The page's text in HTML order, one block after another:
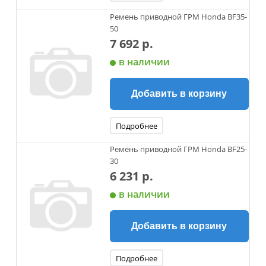
Ремень приводной ГРМ Honda BF35-
50
7 692 р.
в наличии
Добавить в корзину
Подробнее
Ремень приводной ГРМ Honda BF25-
30
6 231 р.
в наличии
Добавить в корзину
Подробнее